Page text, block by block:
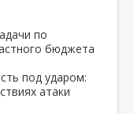
по
бюджета
под ударом:
атаки